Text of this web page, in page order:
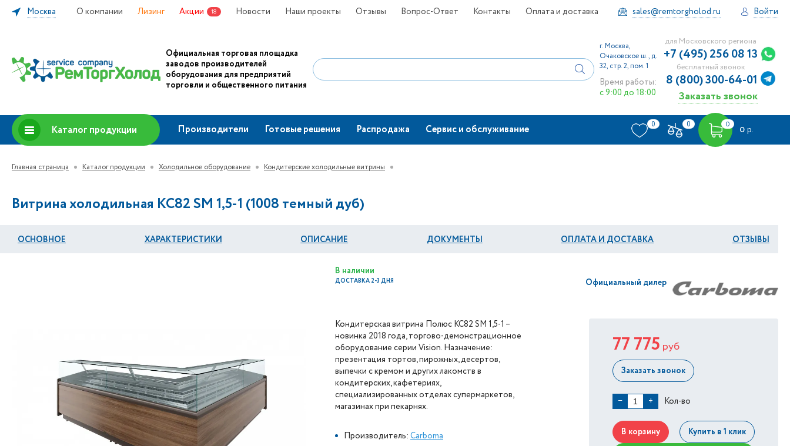
Москва О компании Лизинг Акции 18 Новости Наши проекты Отзывы Вопрос-Ответ Контакты Оплата и доставка sales@remtorgholod.ru Войти
Официальная торговая площадка
заводов производителей
оборудования для предприятий
торговли и общественного питания
г. Москва,
Очаковское ш., д.
32, стр. 2, пом. 1
Время работы:
с 9:00 до 18:00
для Московского региона
+7 (495) 256 08 13
бесплатный звонок
8 (800) 300-64-01
Заказать звонок
Каталог продукции Производители Готовые решения Распродажа Сервис и обслуживание 0 0 0
0 р.
Главная страница Каталог продукции Холодильное оборудование Кондитерские холодильные витрины
Витрина холодильная КС82 SM 1,5-1 (1008 темный дуб)
ОСНОВНОЕ ХАРАКТЕРИСТИКИ ОПИСАНИЕ ДОКУМЕНТЫ ОПЛАТА И ДОСТАВКА ОТЗЫВЫ
В наличии
ДОСТАВКА 2-3 ДНЯ Официальный дилер
Кондитерская витрина Полюс КС82 SM 1,5-1 –
новинка 2018 года, торгово-демонстрационное
оборудование серии Vision. Назначение:
презентация тортов, пирожных, десертов,
выпечки с кремом и других лакомств в
кондитерских, кафетериях,
специализированных отделах супермаркетов,
магазинах при пекарнях.
Производитель: Carboma
77 775 руб
Заказать звонок
− + Кол-во
В корзину Купить в 1 клик